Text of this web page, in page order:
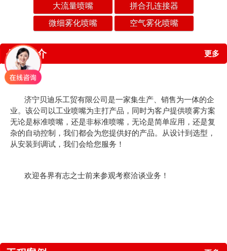
大流量喷嘴
拼合孔连接器
微细雾化喷嘴
空气雾化喷嘴
公司简介 更多
济宁贝迪乐工贸有限公司是一家集生产、销售为一体的企
业。该公司以工业喷嘴为主打产品，同时为客户提供喷雾方案
无论是标准喷嘴，还是非标准喷嘴，无论是简单应用，还是复
杂的自动控制，我们都会为您提供好的产品。从设计到选型，
从安装到调试，我们会给您服务！
欢迎各界有志之士前来参观考察洽谈业务！